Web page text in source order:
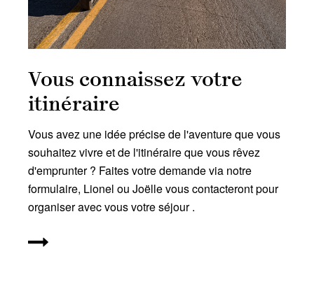
Vous connaissez votre
itinéraire
Vous avez une idée précise de l'aventure que vous
souhaitez vivre et de l'itinéraire que vous rêvez
d'emprunter ? Faites votredemande via notre
formulaire, Lionel ou Joëlle vous contacteront pour
organiser avec vous votre séjour .